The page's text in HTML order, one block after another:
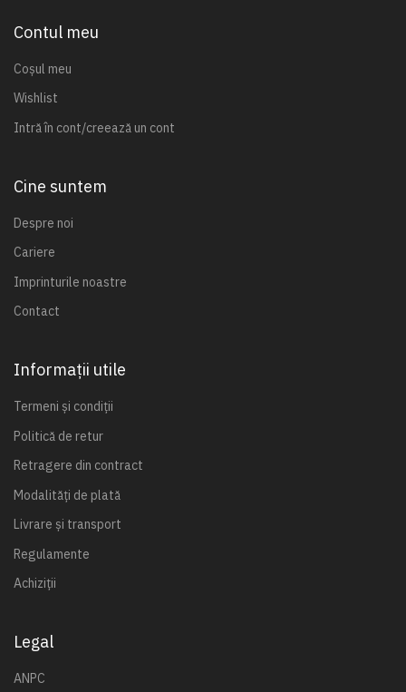
Contul meu
Coșul meu
Wishlist
Intră în cont/creează un cont
Cine suntem
Despre noi
Cariere
Imprinturile noastre
Contact
Informații utile
Termeni și condiții
Politică de retur
Retragere din contract
Modalități de plată
Livrare și transport
Regulamente
Achiziții
Legal
ANPC